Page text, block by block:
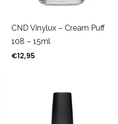
€12,95.
es: €9,71.
CND Vinylux – Cream Puff
108 – 15ml
€12,95